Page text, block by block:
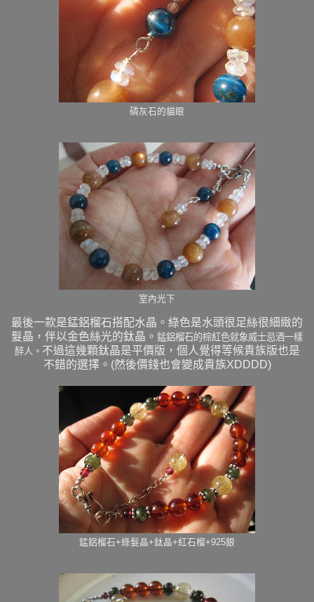
磷灰石的貓眼
室內光下
最後一款是錳鋁榴石搭配水晶。綠色是水頭很足絲很細緻的
髮晶，伴以金色絲光的鈦晶。 錳鋁榴石的棕紅色就象威士忌酒一樣
醉人。 不過這幾顆鈦晶是平價版，個人覺得等候貴族版也是
不錯的選擇。(然後價錢也會變成貴族XDDDD)
錳鋁榴石+綠髮晶+鈦晶+紅石榴+925銀